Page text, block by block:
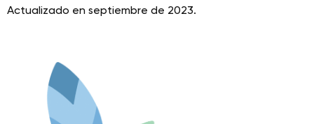
Actualizado en septiembre de 2023.